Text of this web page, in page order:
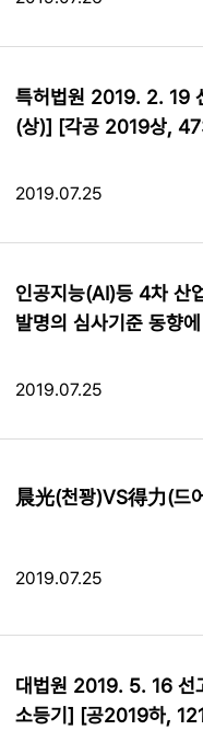
특허법원 2019. 2. 19
(상)] [각공 2019상,
2019.07.25
인공지능(AI)등 4차 산
발명의 심사기준 동향
2019.07.25
晨光(천꽝)VS得力(드
2019.07.25
대법원 2019. 5. 16
소등기] [공2019하,